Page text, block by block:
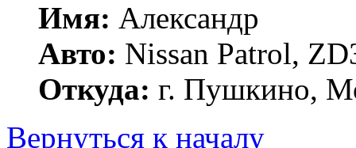
Имя: Александр
Авто: Nissan Patrol,
Откуда: г. Пушкино,
Вернуться к началу